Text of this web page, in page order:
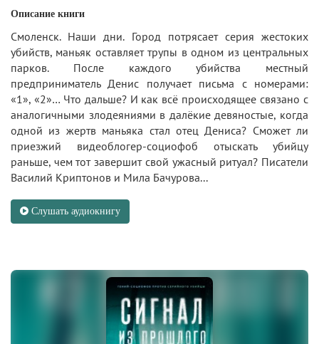
Описание книги
Смоленск. Наши дни. Город потрясает серия жестоких
убийств, маньяк оставляет трупы в одном из центральных
парков. После каждого убийства местный
предприниматель Денис получает письма с номерами:
«1», «2»… Что дальше? И как всё происходящее связано с
аналогичными злодеяниями в далёкие девяностые, когда
одной из жертв маньяка стал отец Дениса? Сможет ли
приезжий видеоблогер-социофоб отыскать убийцу
раньше, чем тот завершит свой ужасный ритуал? Писатели
Василий Криптонов и Мила Бачурова...
Слушать аудиокнигу